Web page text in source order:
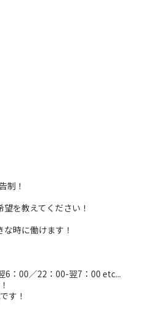
制！
を教えてください！
時に働けます！
6：00／22：00-翌7：00 etc...
す！